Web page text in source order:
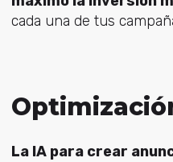
cada una de tus
La IA para crear